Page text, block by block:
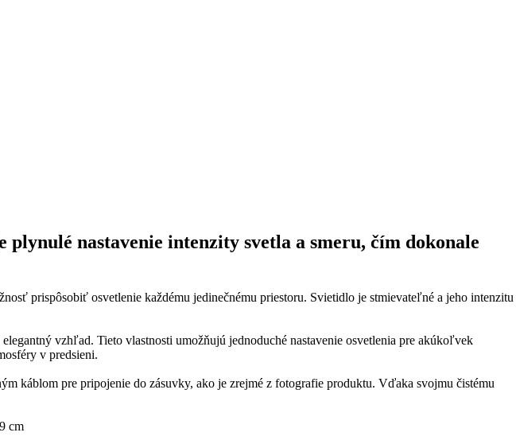
nastavenie intenzity svetla a smeru, čím dokonale
prispôsobiť osvetlenie každému jedinečnému priestoru. Svietidlo je stmievateľné a jeho intenzitu
vzhľad. Tieto vlastnosti umožňujú jednoduché nastavenie osvetlenia pre akúkoľvek
v predsieni.
káblom pre pripojenie do zásuvky, ako je zrejmé z fotografie produktu. Vďaka svojmu čistému
cm